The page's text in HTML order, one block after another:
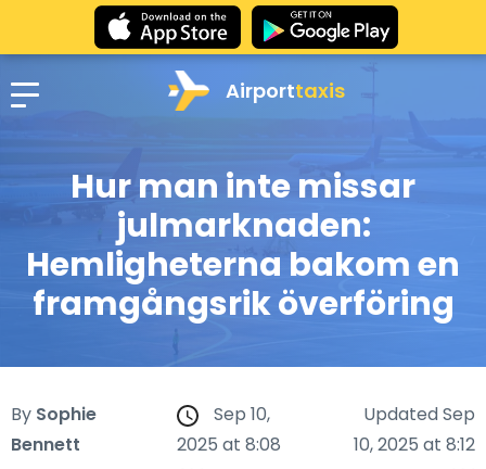
Airporttaxis
Hur man inte missar
julmarknaden:
Hemligheterna bakom en
framgångsrik överföring
By Sophie
Bennett
Sep 10,
2025 at 8:08
Updated Sep
10, 2025 at 8:12